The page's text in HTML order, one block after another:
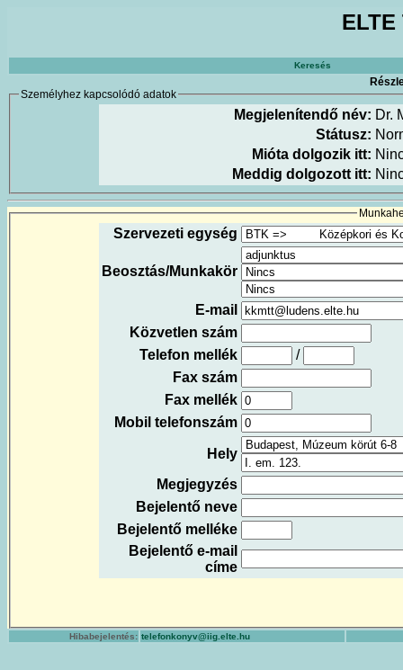
Keresés
Személyhez kapcsolódó adatok
Megjelenítendő név: Dr.
Státusz:
Mióta dolgozik itt:
Meddig dolgozott itt:
Szervezeti egység
Beosztás/Munkakör
E-mail
Közvetlen szám
Telefon mellék
/
Fax szám
Fax mellék
Mobil telefonszám
Hely
Megjegyzés
Bejelentő neve
Bejelentő melléke
Bejelentő e-mail
címe
Hibabejelentés: telefonkonyv@iig.elte.hu